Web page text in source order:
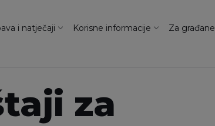
i natječaji Korisne informacije Za građane
za